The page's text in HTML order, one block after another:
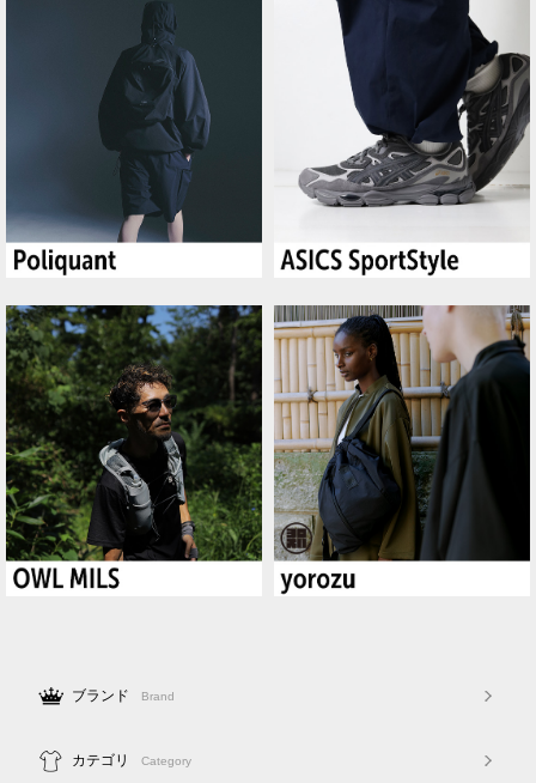
ブランド Brand
カテゴリ Category